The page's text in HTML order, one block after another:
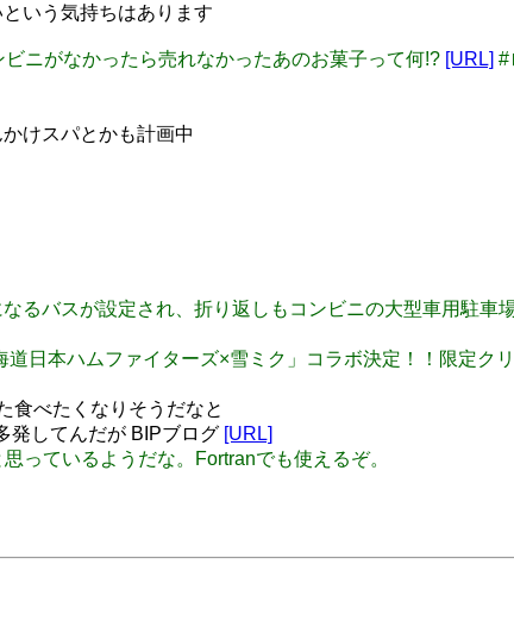
いう気持ちはあります
ニがなかったら売れなかったあのお菓子って何!? [URL] #
けスパとかも計画中
るバスが設定され、折り返しもコンビニの大型車用駐車
日本ハムファイターズ×雪ミク」コラボ決定！！限定ク
食べたくなりそうだなと
発してんだが BIPブログ [URL]
っているようだな。Fortranでも使えるぞ。